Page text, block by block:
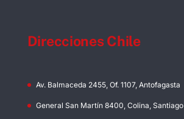
Direcciones Chile
Av. Balmaceda 2455, Of. 1107, Antofagasta
General San Martín 8400, Colina, Santiago